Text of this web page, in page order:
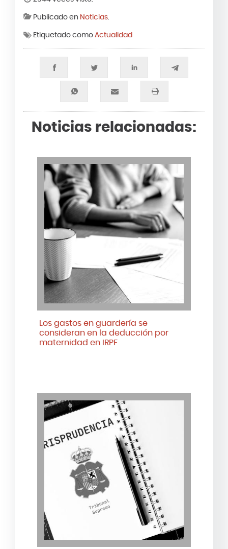
Publicado en Noticias.
Etiquetado como Actualidad
Noticias relacionadas:
Los gastos en guardería se
consideran en la deducción por
maternidad en IRPF